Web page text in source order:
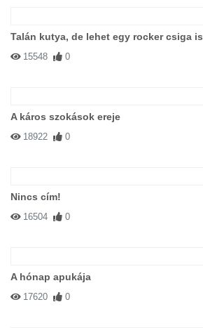
Talán kutya, de lehet egy rocker csiga is
15548 0
A káros szokások ereje
18922 0
Nincs cím!
16504 0
A hónap apukája
17620 0